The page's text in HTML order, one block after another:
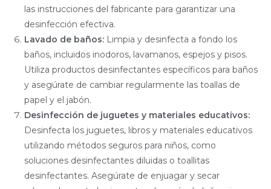
las instrucciones del fabricante para garantizar una
desinfección efectiva.
Lavado de baños: Limpia y desinfecta a fondo los
baños, incluidos inodoros, lavamanos, espejos y pisos.
Utiliza productos desinfectantes específicos para baños
y asegúrate de cambiar regularmente las toallas de
papel y el jabón.
Desinfección de juguetes y materiales educativos:
Desinfecta los juguetes, libros y materiales educativos
utilizando métodos seguros para niños, como
soluciones desinfectantes diluidas o toallitas
desinfectantes. Asegúrate de enjuagar y secar